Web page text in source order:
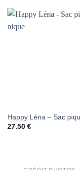
Happy Léna – Sac
27.50 €